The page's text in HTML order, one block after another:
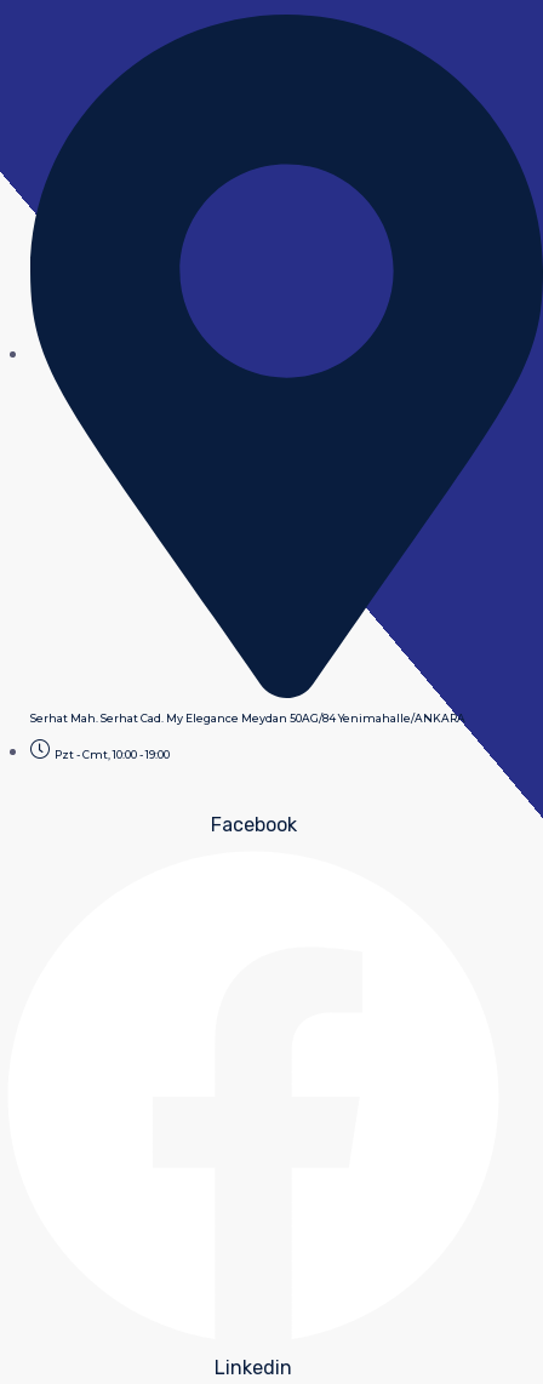
Serhat Mah. Serhat Cad. My Elegance Meydan 50AG/84 Yenimahalle/ANKARA
Pzt - Cmt, 10:00 - 19:00
Facebook
Linkedin